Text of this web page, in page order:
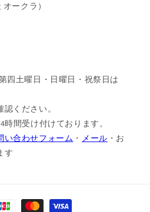
ークラ）
四土曜日・日曜日・祝祭日は
ください。
時間受け付けております。
い合わせフォーム ・ メール ・お
す